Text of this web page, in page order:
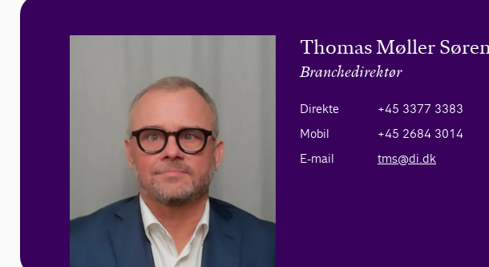
Thomas Møller
Branchedirektør
Direkte
+45 3377 3383
Mobil
+45 2684 3014
E-mail
tms@di.dk